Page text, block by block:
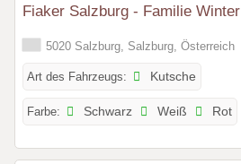
Fiaker Salzburg - Familie Winter
5020 Salzburg, Salzburg, Österreich
Art des Fahrzeugs: Kutsche
Farbe: Schwarz Weiß Rot